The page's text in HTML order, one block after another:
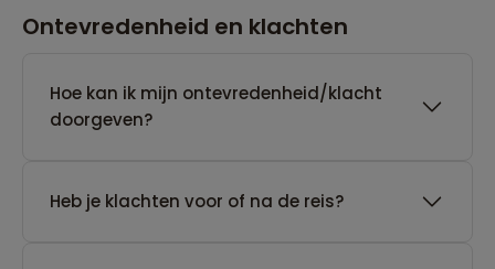
Ontevredenheid en klachten
Hoe kan ik mijn ontevredenheid/klacht
doorgeven?
Heb je klachten voor of na de reis?